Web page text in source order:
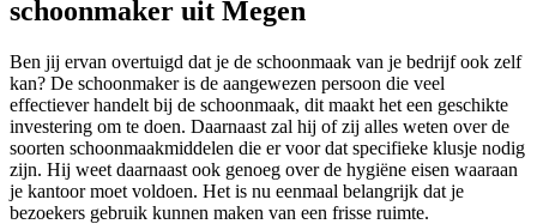
schoonmaker uit Megen
Ben jij ervan overtuigd dat je de schoonmaak van je bedrijf ook zelf
kan? De schoonmaker is de aangewezen persoon die veel
effectiever handelt bij de schoonmaak, dit maakt het een geschikte
investering om te doen. Daarnaast zal hij of zij alles weten over de
soorten schoonmaakmiddelen die er voor dat specifieke klusje nodig
zijn. Hij weet daarnaast ook genoeg over de hygiëne eisen waaraan
je kantoor moet voldoen. Het is nu eenmaal belangrijk dat je
bezoekers gebruik kunnen maken van een frisse ruimte.